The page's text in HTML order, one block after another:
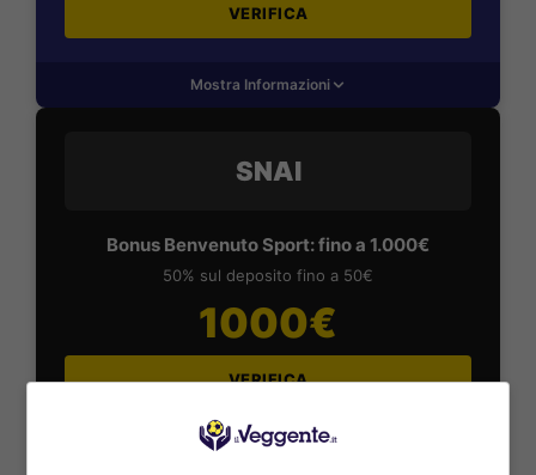
VERIFICA
Mostra Informazioni
SNAI
Bonus Benvenuto Sport: fino a 1.000€
50% sul deposito fino a 50€
1000€
VERIFICA
Mostra Informazioni